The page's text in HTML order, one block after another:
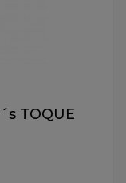
TOQUE